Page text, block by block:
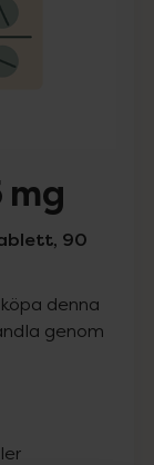
mg
90
denna
genom